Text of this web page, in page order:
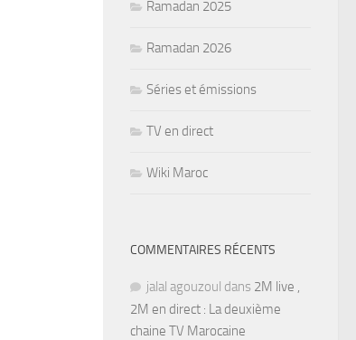
Ramadan 2025
Ramadan 2026
Séries et émissions
TV en direct
Wiki Maroc
COMMENTAIRES RÉCENTS
jalal agouzoul dans 2M live ,
2M en direct : La deuxième
chaine TV Marocaine